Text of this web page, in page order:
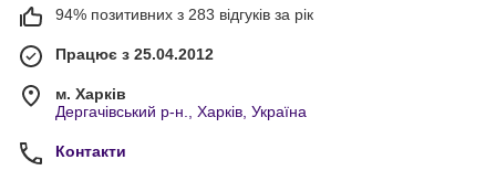
94% позитивних з 283 відгуків за рік
Працює з 25.04.2012
м. Харків
Дергачівський р-н., Харків, Україна
Контакти